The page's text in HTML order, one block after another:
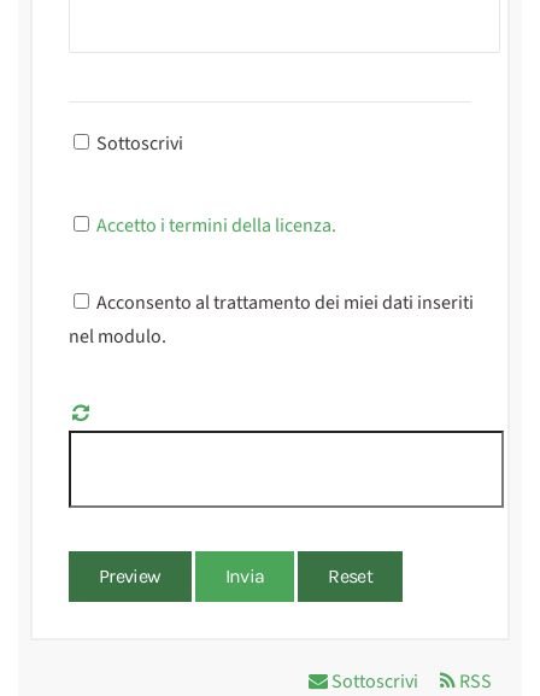
Sottoscrivi
Accetto i termini della licenza.
Acconsento al trattamento dei miei dati inseriti
nel modulo.
Preview Invia Reset
Sottoscrivi RSS